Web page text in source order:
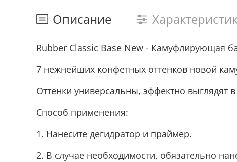
Описание
Rubber Classic Base New - Камуфлирующая
7 нежнейших конфетных оттенков новой
Оттенки универсальны, эффектно выглядят
Способ применения:
1. Нанесите дегидратор и праймер.
2. В случае необходимости, обязательно